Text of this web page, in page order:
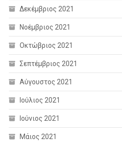
Δεκέμβριος 2021
Νοέμβριος 2021
Οκτώβριος 2021
Σεπτέμβριος 2021
Αύγουστος 2021
Ιούλιος 2021
Ιούνιος 2021
Μάιος 2021